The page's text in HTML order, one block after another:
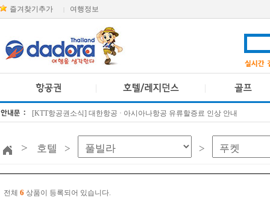
즐겨찾기추가 여행정보
[KTT항공권소식] 대한항공 · 아시아나항공 유류할증료 인상 안내
> 호텔 > >
전체 6 상품이 등록되어 있습니다.